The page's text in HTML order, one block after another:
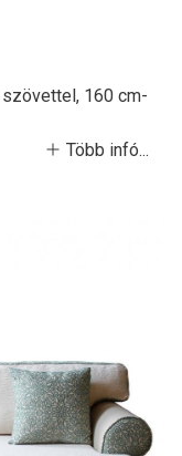
160 cm-
Több infó...